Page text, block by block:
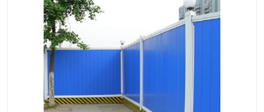
岩棉板 钢结构配件
彩钢板
生产加工单板复合围挡 市
政围挡